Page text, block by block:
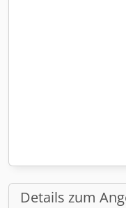
Details zum